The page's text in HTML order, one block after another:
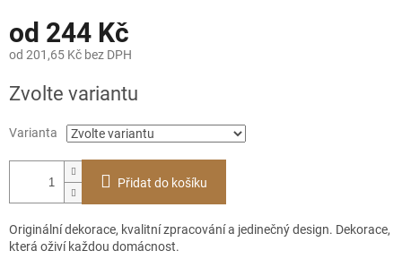
od 244 Kč
od 201,65 Kč bez DPH
cena:
Zvolte variantu
Varianta
Přidat do košíku
Originální dekorace, kvalitní zpracování a jedinečný design. Dekorace,
která oživí každou domácnost.